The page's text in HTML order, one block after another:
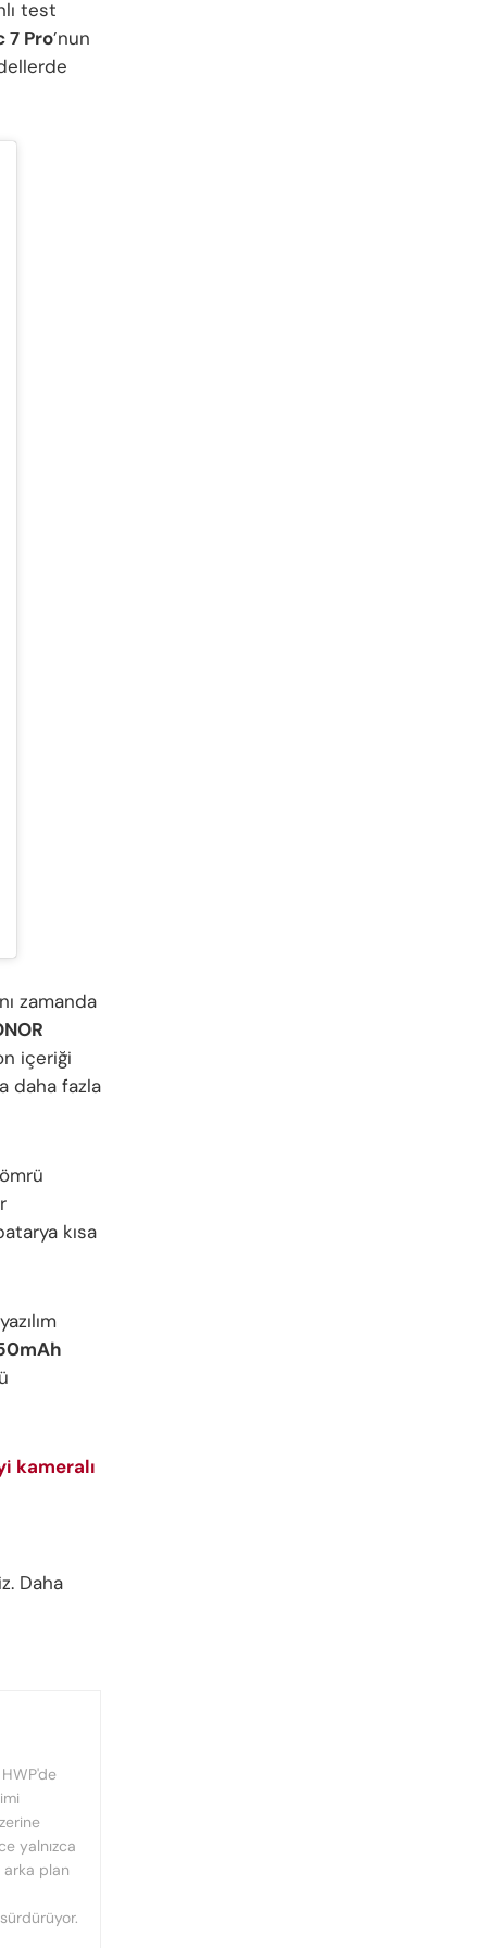
test
7 Pro’nun
zamanda
içeriği
daha fazla
kısa
kameralı
Daha
yalnızca
arka plan